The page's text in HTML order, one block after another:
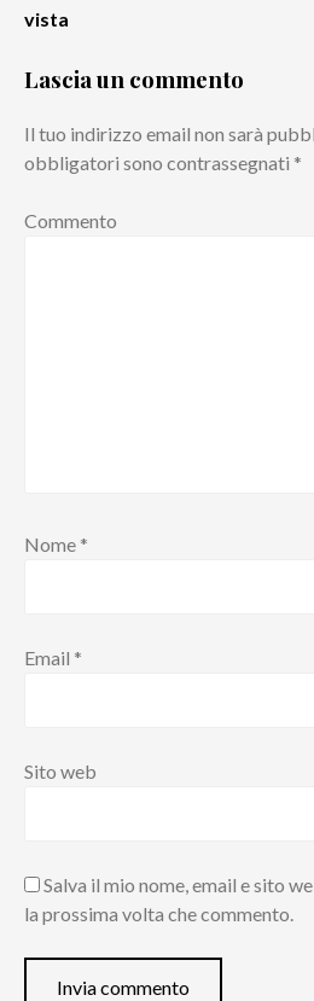
articoli
vista
Lascia un commento
Il tuo indirizzo email non sarà
obbligatori sono contrassegnati *
Commento
Nome *
Email *
Sito web
Salva il mio nome, email e sito
la prossima volta che commento.